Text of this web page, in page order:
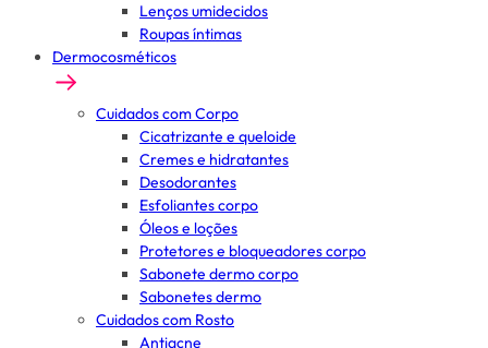
Lenços umidecidos
Roupas íntimas
Dermocosméticos
Cuidados com Corpo
Cicatrizante e queloide
Cremes e hidratantes
Desodorantes
Esfoliantes corpo
Óleos e loções
Protetores e bloqueadores corpo
Sabonete dermo corpo
Sabonetes dermo
Cuidados com Rosto
Antiacne